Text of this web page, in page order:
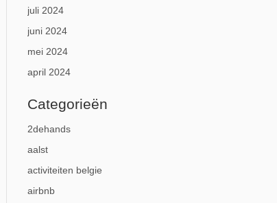
juli 2024
juni 2024
mei 2024
april 2024
Categorieën
2dehands
aalst
activiteiten belgie
airbnb